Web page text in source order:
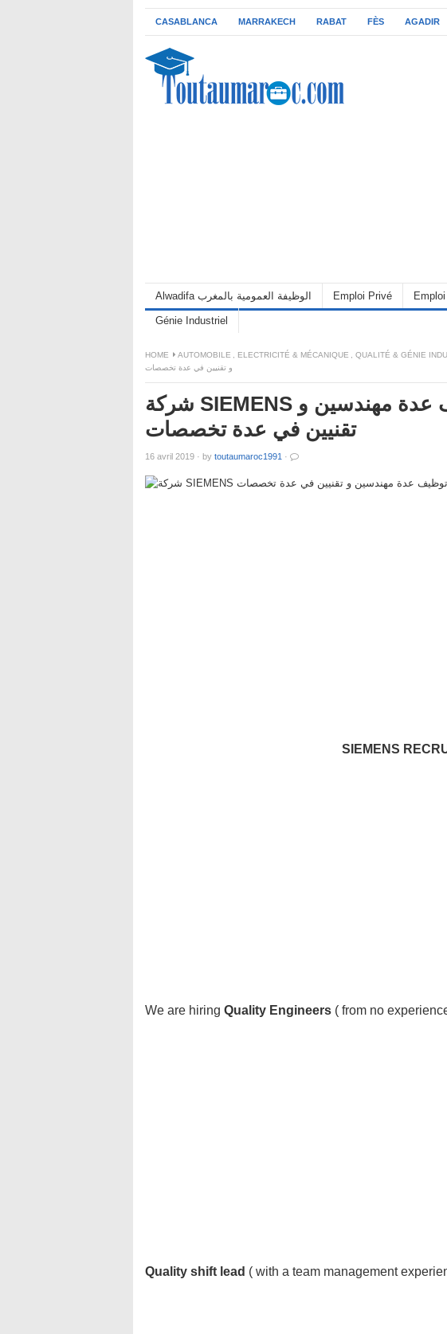
CASABLANCA MARRAKECH RABAT FÈS AGADIR
Alwadifa الوظيفة العمومية بالمغرب Emploi Privé
Génie Industriel
HOME AUTOMOBILE ELECTRICITÉ & MÉCANIQUE QUALITÉ & GÉNIE
و تقنيين في عدة تخصصات
شركة SIEMENS تعلن عن حملة توظيف عدة مهندسين و
تقنيين في عدة تخصصات
16 avril 2019 · by toutaumaroc1991 ·
SIEMENS
We are hiring Quality Engineers ( from no
Quality shift lead ( with a team management